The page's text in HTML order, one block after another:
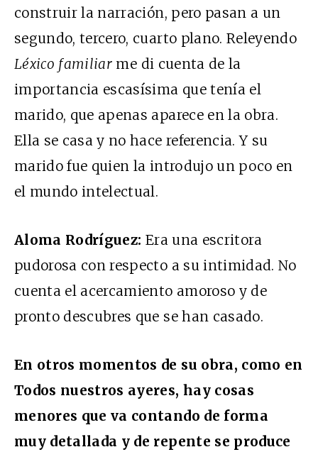
construir la narración, pero pasan a un
segundo, tercero, cuarto plano. Releyendo
Léxico familiar me di cuenta de la
importancia escasísima que tenía el
marido, que apenas aparece en la obra.
Ella se casa y no hace referencia. Y su
marido fue quien la introdujo un poco en
el mundo intelectual.
Aloma Rodríguez: Era una escritora
pudorosa con respecto a su intimidad. No
cuenta el acercamiento amoroso y de
pronto descubres que se han casado.
En otros momentos de su obra, como en
Todos nuestros ayeres, hay cosas
menores que va contando de forma
muy detallada y de repente se produce